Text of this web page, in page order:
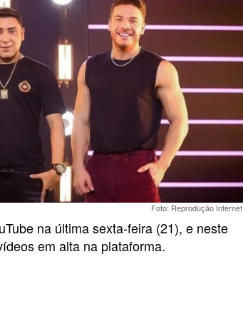
Foto: Reprodução Internet.
na última sexta-feira (21), e neste
em alta na plataforma.